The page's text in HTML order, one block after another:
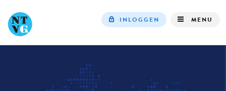
INLOGGEN MENU